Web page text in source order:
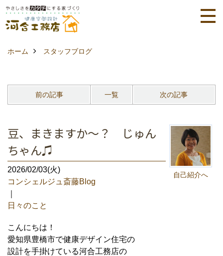
ホーム スタッフブログ
前の記事 一覧 次の記事
自己紹介へ
豆、まきますか～？ じゅん
ちゃん♫
2026/02/03(火)
コンシェルジュ斎藤Blog
日々のこと
こんにちは！
愛知県豊橋市で健康デザイン住宅の
設計を手掛けている河合工務店の